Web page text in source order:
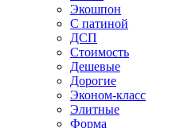
Экошпон
С патиной
ДСП
Стоимость
Дешевые
Дорогие
Эконом-класс
Элитные
Форма